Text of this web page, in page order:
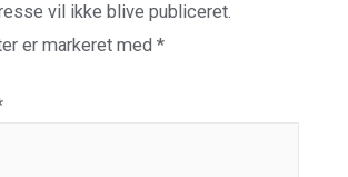
vil ikke blive publiceret.
er markeret med *